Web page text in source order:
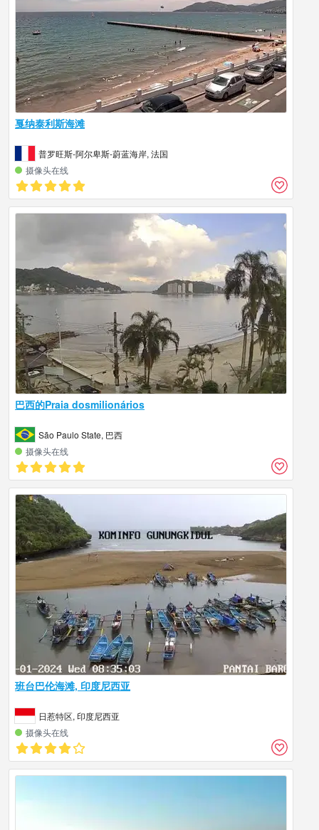
戛纳泰利斯海滩
普罗旺斯-阿尔卑斯-蔚蓝海岸, 法国
摄像头在线
巴西的Praia dosmilionários
São Paulo State, 巴西
摄像头在线
班台巴伦海滩, 印度尼西亚
日惹特区, 印度尼西亚
摄像头在线